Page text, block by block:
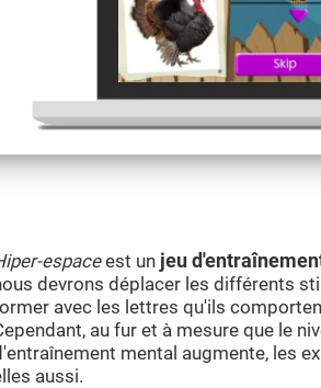
espaceest un jeu
devrons déplacer les différents
avec les lettres qu'ils
au fur et à mesure que le
mental augmente, les
aussi.